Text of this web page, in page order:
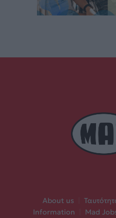
About us
Information
Mad